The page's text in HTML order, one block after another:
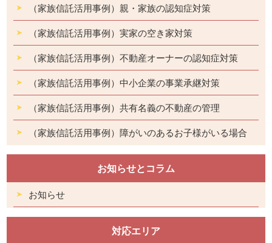
（家族信託活用事例）親・家族の認知症対策
（家族信託活用事例）実家の空き家対策
（家族信託活用事例）不動産オーナーの認知症対策
（家族信託活用事例）中小企業の事業承継対策
（家族信託活用事例）共有名義の不動産の管理
（家族信託活用事例）障がいのあるお子様がいる場合
お知らせとコラム
お知らせ
対応エリア